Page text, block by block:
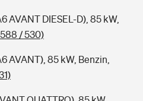
AVANT DIESEL-D), 85 kW,
/ 530)
AVANT), 85 kW, Benzin,